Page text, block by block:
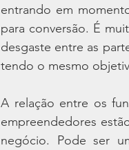
entrando em
para conversão. É
desgaste entre as
tendo o mesmo
A relação entre os
empreendedores
negócio. Pode ser